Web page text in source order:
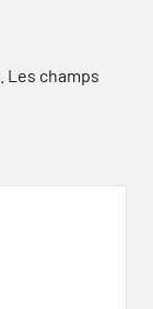
Les champs